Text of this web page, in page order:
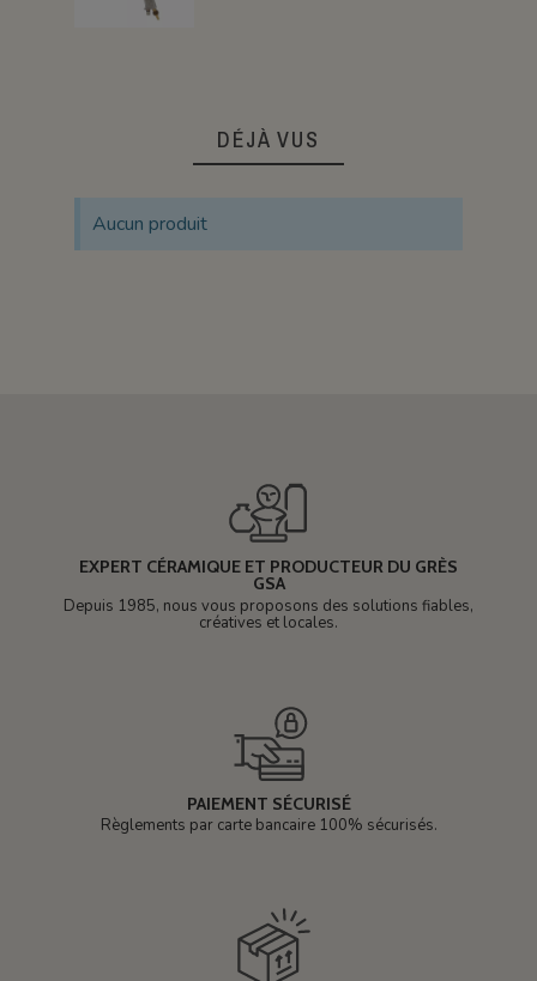
DÉJÀ VUS
Aucun produit
EXPERT CÉRAMIQUE ET PRODUCTEUR DU GRÈS
GSA
Depuis 1985, nous vous proposons des solutions fiables,
créatives et locales.
PAIEMENT SÉCURISÉ
Règlements par carte bancaire 100% sécurisés.